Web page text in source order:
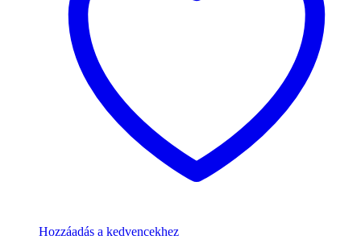
Hozzáadás a kedvencekhez